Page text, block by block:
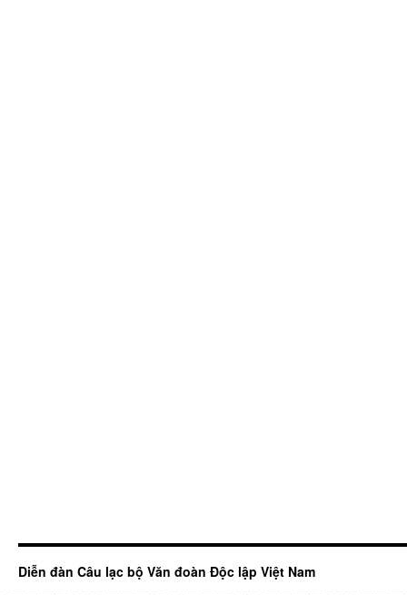
Diễn đàn Câu lạc bộ Văn đoàn Độc lập Việt Nam